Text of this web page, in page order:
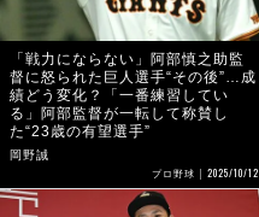
「戦力にならない」阿部慎之助監
督に怒られた巨人選手“その後”…成
績どう変化？「一番練習してい
る」阿部監督が一転して称賛し
た“23歳の有望選手”
岡野誠
プロ野球 2025/10/12